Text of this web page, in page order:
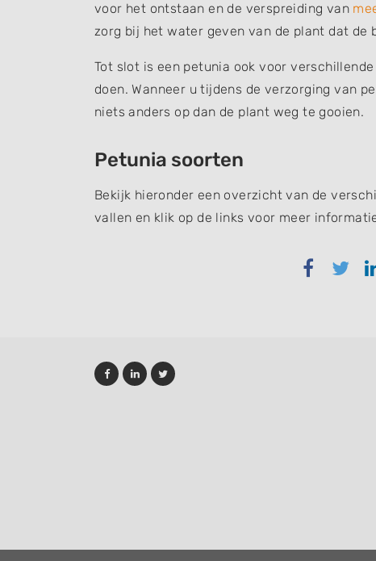
voor het ontstaan en de verspreiding van
zorg bij het water geven van de plant dat de
Tot slot is een petunia ook voor
doen. Wanneer u tijdens de verzorging van
niets anders op dan de plant weg te gooien.
Petunia soorten
Bekijk hieronder een overzicht van de
vallen en klik op de links voor meer
Delen